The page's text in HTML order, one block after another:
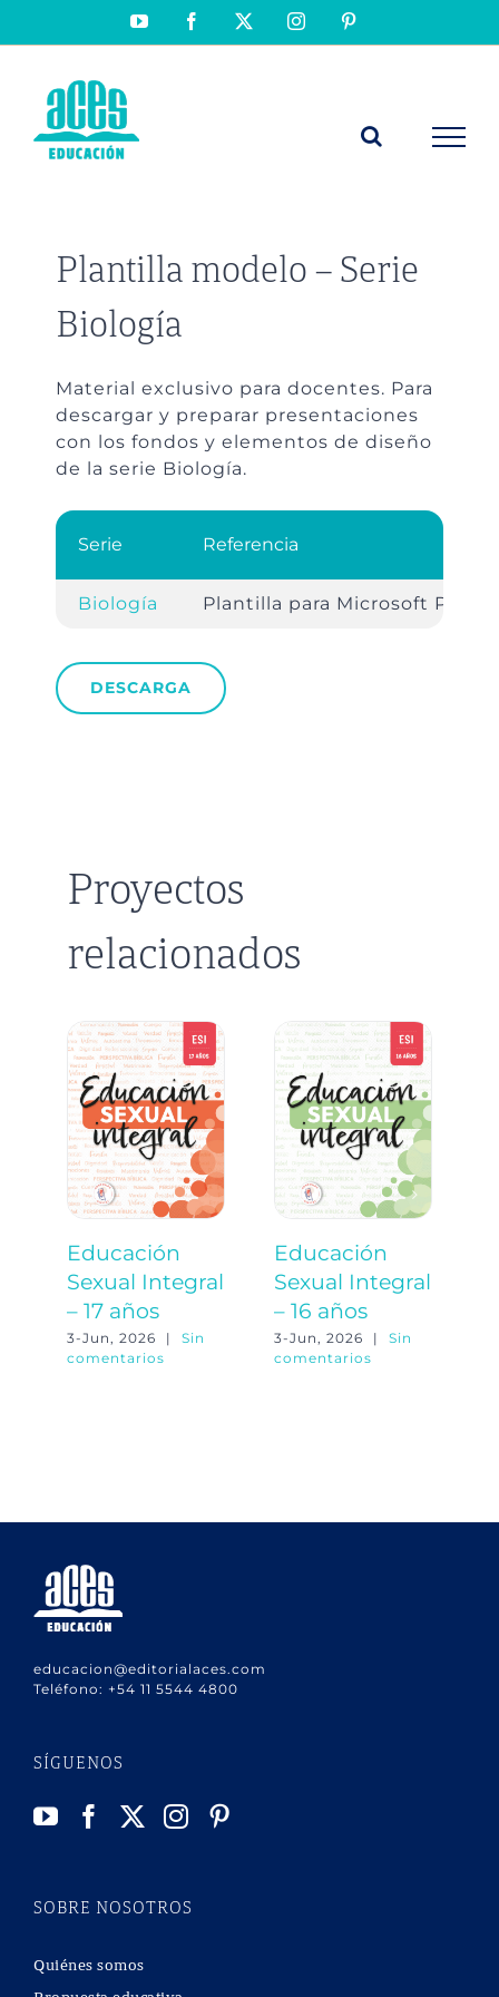
YouTubeFacebook Instagram
Plantilla modelo – Serie
Biología
Material exclusivo para docentes. Para
descargar y preparar presentaciones
con los fondos y elementos de diseño
de la serie Biología.
Serie Referencia
Biología Plantilla para Microsoft
DESCARGA
Proyectos
relacionados
Educación
Sexual Integral
– 17 años
3-Jun, 2026 |
Sin
comentarios
Educación
Sexual Integral
– 16 años
3-Jun, 2026 |
Sin
comentarios
educacion@editorialaces.com
Teléfono: +54 11 5544 4800
SÍGUENOS
SOBRE NOSOTROS
Quiénes somos